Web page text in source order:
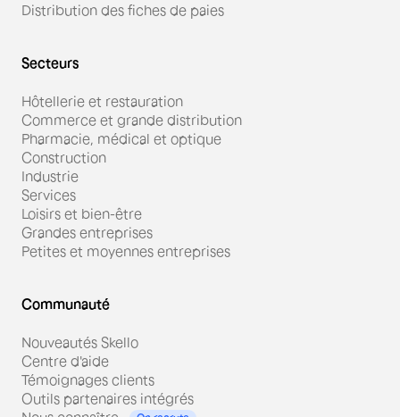
Distribution des fiches de paies
Secteurs
Hôtellerie et restauration
Commerce et grande distribution
Pharmacie, médical et optique
Construction
Industrie
Services
Loisirs et bien-être
Grandes entreprises
Petites et moyennes entreprises
Communauté
Nouveautés Skello
Centre d'aide
Témoignages clients
Outils partenaires intégrés